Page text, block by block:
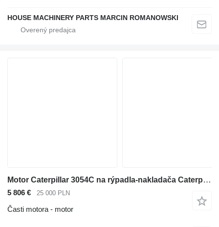
HOUSE MACHINERY PARTS MARCIN ROMANOWSKI
Motor Caterpillar 3054C na rýpadla-nakladača Caterpillar 432E
5 806 € 25 000 PLN
Časti motora - motor